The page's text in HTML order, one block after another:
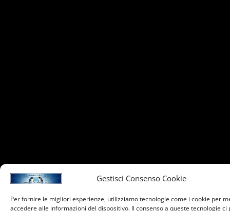
Gestisci Consenso Cookie
Per fornire le migliori esperienze, utilizziamo tecnologie come i cookie per
accedere alle informazioni del dispositivo. Il consenso a queste tecnologie